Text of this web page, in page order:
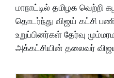
மாநாட்டில் தமிழக
தொடர்ந்து விஜய் கட்சி
உறுப்பினர்கள் தேர்வு
அக்கட்சியின் தலைவர்